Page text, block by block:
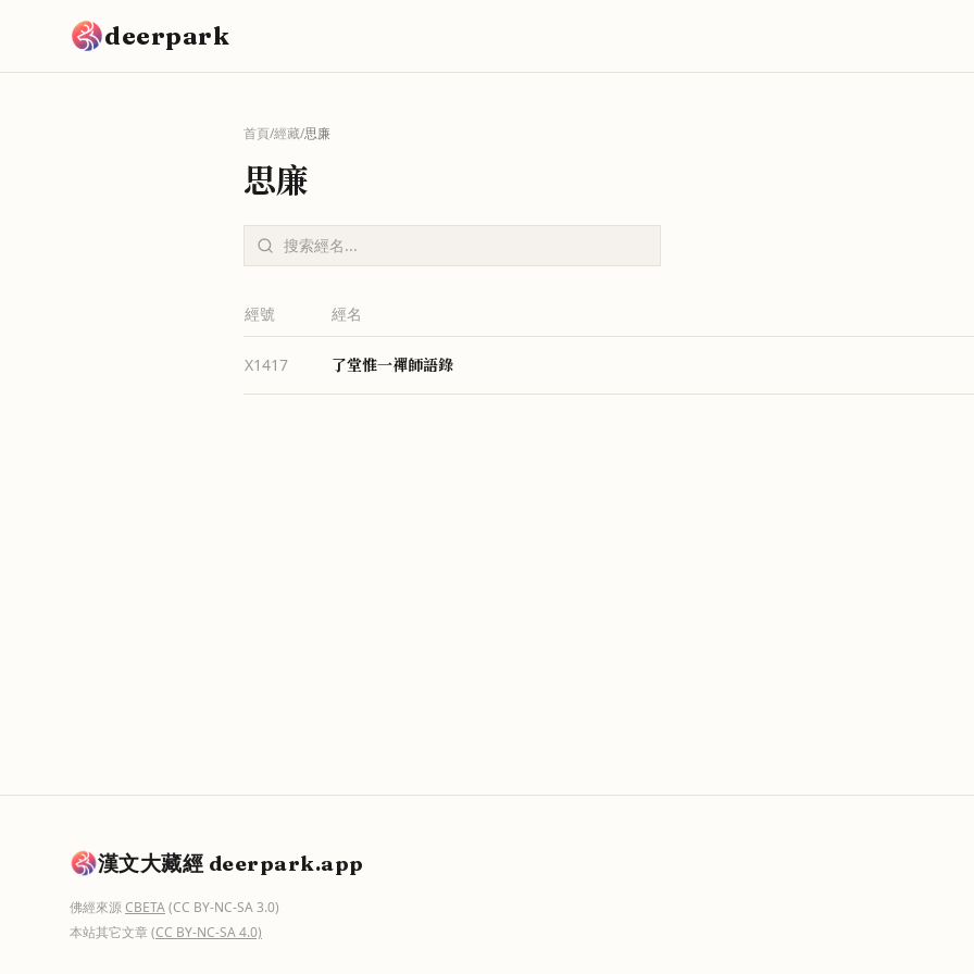
deerpark
首頁/經藏/思廉
思廉
經號 經名
X1417 了堂惟一禪師語錄
漢文大藏經 deerpark.app
佛經來源CBETA(CC BY-NC-SA 3.0)
本站其它文章(CC BY-NC-SA 4.0)